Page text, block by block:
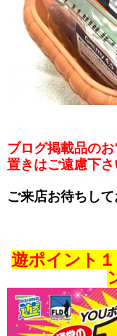
ブログ掲載品の
置きはご遠慮下さ
ご来店お待ちして
遊ポイント１